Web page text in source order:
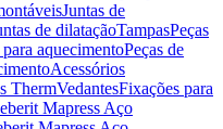
Juntas de
de dilataçãoTampasPeças
aquecimentoPeças de
Acessórios
ThermVedantesFixações para
Mapress Aço